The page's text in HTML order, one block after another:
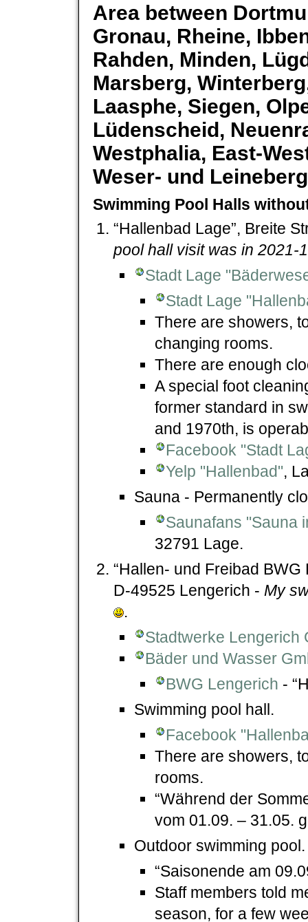
Area between
Gronau, Rheine,
Rahden, Minden,
Marsberg,
Laasphe, Siegen,
Lüdenscheid,
Westphalia, East-
Weser- und
Swimming Pool Halls
“Hallenbad Lage”, Breite
pool hall visit was in 2021-
Stadt Lage
Stadt Lage
There are showers,
changing rooms.
There are enough
A special foot
former standard in
and 1970th, is
Facebook "Stadt
Yelp "Hallenbad",
Sauna - Permanently
Saunafans "Sauna
32791 Lage.
“Hallen- und Freibad
D-49525 Lengerich - My
.
Stadtwerke Lengerich
Bäder und Wasser
BWG Lengerich -
Swimming pool hall.
Facebook
There are showers,
rooms.
“Während der
vom 01.09. – 31.05.
Outdoor swimming pool.
“Saisonende am
Staff members told
season, for a few